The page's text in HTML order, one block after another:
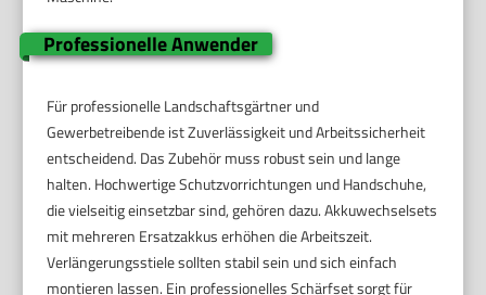
Professionelle Anwender
Für professionelle Landschaftsgärtner und
Gewerbetreibende ist Zuverlässigkeit und Arbeitssicherheit
entscheidend. Das Zubehör muss robust sein und lange
halten. Hochwertige Schutzvorrichtungen und Handschuhe,
die vielseitig einsetzbar sind, gehören dazu. Akkuwechselsets
mit mehreren Ersatzakkus erhöhen die Arbeitszeit.
Verlängerungsstiele sollten stabil sein und sich einfach
montieren lassen. Ein professionelles Schärfset sorgt für